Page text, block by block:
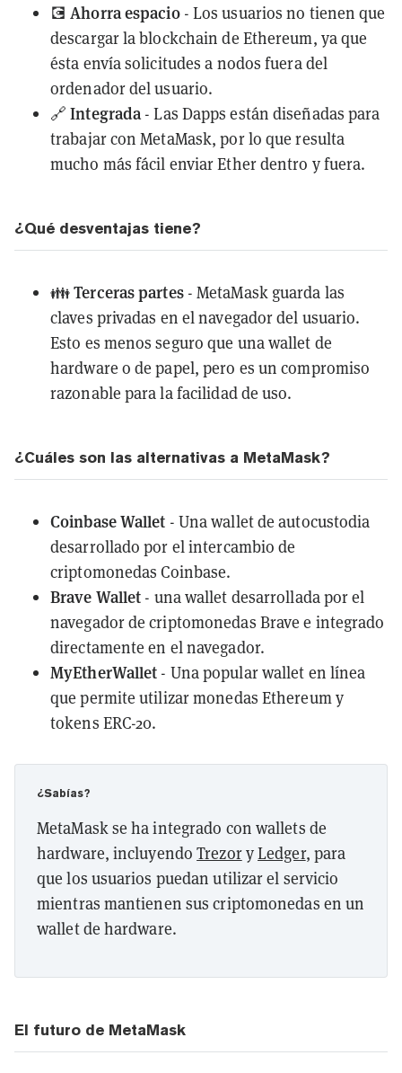
💽Ahorra espacio- Los usuarios no tienen que
descargar la blockchain de Ethereum, ya que
ésta envía solicitudes a nodos fuera del
ordenador del usuario.
🔗Integrada- Las Dapps están diseñadas para
trabajar con MetaMask, por lo que resulta
mucho más fácil enviar Ether dentro y fuera.
¿Qué desventajas tiene?
👪Terceras partes- MetaMask guarda las
claves privadas en el navegador del usuario.
Esto es menos seguro que una wallet de
hardware o de papel, pero es un compromiso
razonable para la facilidad de uso.
¿Cuáles son las alternativas a MetaMask?
Coinbase Wallet - Una wallet de autocustodia
desarrollado por el intercambio de
criptomonedasCoinbase.
Brave Wallet - una wallet desarrollada por el
navegador de criptomonedas Brave e integrado
directamente en el navegador.
MyEtherWallet - Una popular wallet en línea
que permite utilizar monedas Ethereum y
tokens ERC-20.
¿Sabías?
MetaMask se ha integrado con wallets de
hardware, incluyendoTrezoryLedger, para
que los usuarios puedan utilizar el servicio
mientras mantienen sus criptomonedas en un
wallet de hardware.
El futuro de MetaMask